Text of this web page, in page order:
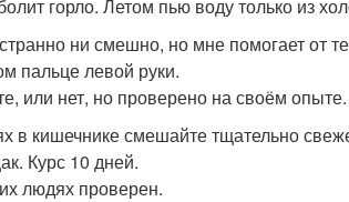
горло. Летом пью воду только из
ни смешно, но мне помогает от
пальце левой руки.
или нет, но проверено на своём опыте.
в кишечнике смешайте тщательно
Курс 10 дней.
людях проверен.